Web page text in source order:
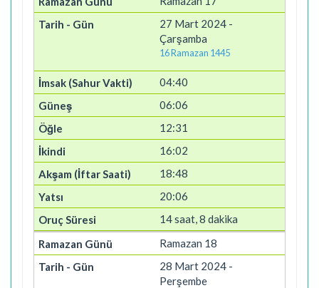
27 Mart 2024 -
Çarşamba
16 Ramazan 1445
04:40
06:06
12:31
16:02
18:48
20:06
14 saat, 8 dakika
Ramazan 18
28 Mart 2024 -
Perşembe